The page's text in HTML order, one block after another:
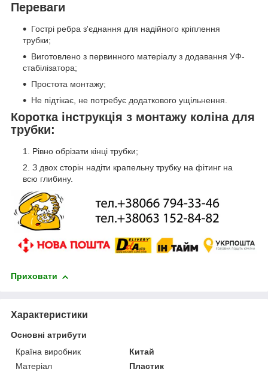
Переваги
Гострі ребра з'єднання для надійного кріплення
трубки;
Виготовлено з первинного матеріалу з додавання УФ-
стабілізатора;
Простота монтажу;
Не підтікає, не потребує додаткового ущільнення.
Коротка інструкція з монтажу коліна для
трубки:
Рівно обрізати кінці трубки;
З двох сторін надіти крапельну трубку на фітинг на
всю глибину.
Приховати
Характеристики
Основні атрибути
Країна виробник
Китай
Матеріал
Пластик